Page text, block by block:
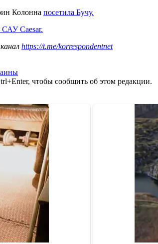
Колонна посетила Бучу.
Caesar.
https://t.me/korrespondentnet
чтобы сообщить об этом редакции.